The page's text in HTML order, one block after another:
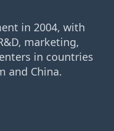
in 2004, with
marketing,
in countries
and China.